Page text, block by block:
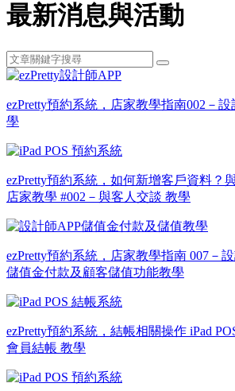
最新消息與活動
ezPretty預約系統，店家教學指南002－
學
ezPretty預約系統，如何新增客戶資料？
店家教學 #002－與客人交談 教學
ezPretty預約系統，店家教學指南 007－
儲值金付款及顧客儲值功能教學
ezPretty預約系統，結帳相關操作 iPad
會員結帳 教學